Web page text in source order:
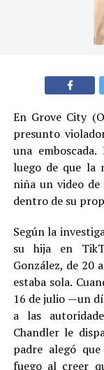
En Grove City
presunto
una
luego de que la
niña un video
dentro de su
Según la
su hija en
González, de 20
estaba sola.
16 de julio —un
a las
Chandler le
padre alegó
fuego al creer